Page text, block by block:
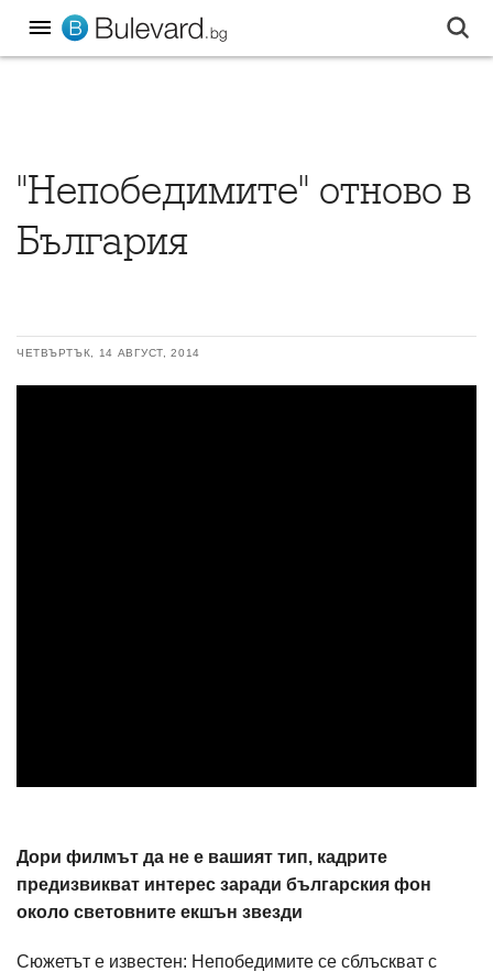
"Непобедимите" отново в
България
ЧЕТВЪРТЪК, 14 АВГУСТ, 2014
Дори филмът да не е вашият тип, кадрите
предизвикват интерес заради българския фон
около световните екшън звезди
Сюжетът е известен: Непобедимите се сблъскват с